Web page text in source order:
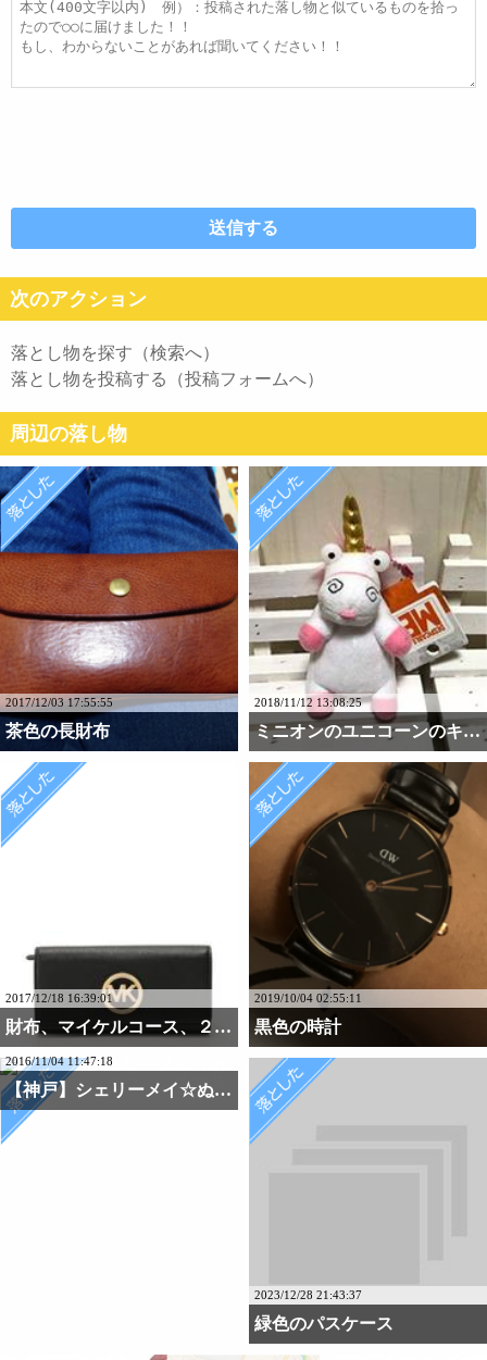
文
次のアクション
落とし物を探す（検索へ）
落とし物を投稿する（投稿フォームへ）
周辺の落し物
2017/12/03 17:55:55
茶色の長財布
2018/11/12 13:08:25
ミニオンのユニコーンのキ・・・
2017/12/18 16:39:01
財布、マイケルコース、２つ折り
2019/10/04 02:55:11
黒色の時計
2016/11/04 11:47:18
【神戸】シェリーメイ☆ぬ・・・
2023/12/28 21:43:37
緑色のパスケース